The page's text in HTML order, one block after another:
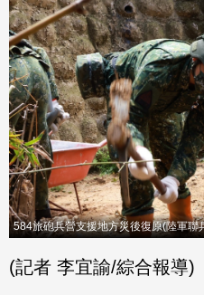
至
Fac
eBo
ok
至
Line
584旅砲兵營支援地方災後復原(陸軍聯
(記者 李宜諭/綜合報導)